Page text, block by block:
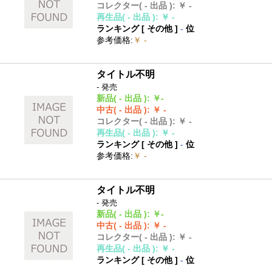
コレクター( - 出品 ): ￥ -
再生品( - 出品 ): ￥ -
ランキング [ その他]- 位
参考価格: ￥ -
タイトル不明
- 発売
新品( - 出品 ): ￥-
中古( - 出品 ): ￥ -
コレクター( - 出品 ): ￥ -
再生品( - 出品 ): ￥ -
ランキング [ その他]- 位
参考価格: ￥ -
タイトル不明
- 発売
新品( - 出品 ): ￥-
中古( - 出品 ): ￥ -
コレクター( - 出品 ): ￥ -
再生品( - 出品 ): ￥ -
ランキング [ その他]- 位